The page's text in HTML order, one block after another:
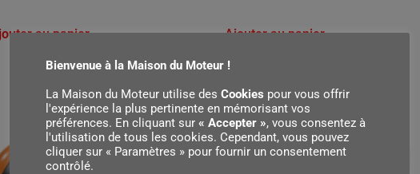
au panier Ajouter au panier
Bienvenue à la Maison du Moteur !
La Maison du Moteur utilise des Cookies pour vous offrir
l'expérience la plus pertinente en mémorisant vos
préférences. En cliquant sur « Accepter », vous consentez à
l'utilisation de tous les cookies. Cependant, vous pouvez
cliquer sur « Paramètres » pour fournir un consentement
contrôlé.